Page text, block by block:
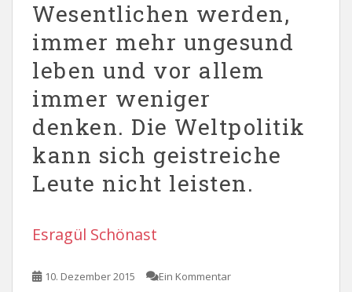
Wesentlichen werden,
immer mehr ungesund
leben und vor allem
immer weniger
denken. Die Weltpolitik
kann sich geistreiche
Leute nicht leisten.
Esragül Schönast
10. Dezember 2015 Ein Kommentar